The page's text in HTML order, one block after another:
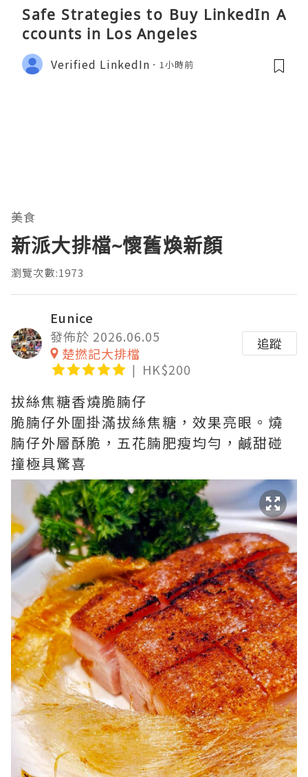
Safe Strategies to Buy LinkedIn A
ccounts in Los Angeles
Verified LinkedIn 1小時前
美食
新派大排檔~懷舊煥新顏
瀏覽次數:1973
Eunice
發佈於 2026.06.05
楚撚記大排檔
HK$200
追蹤
拔絲焦糖香燒脆腩仔
脆腩仔外圍掛滿拔絲焦糖，效果亮眼。燒
腩仔外層酥脆，五花腩肥瘦均勻，鹹甜碰
撞極具驚喜